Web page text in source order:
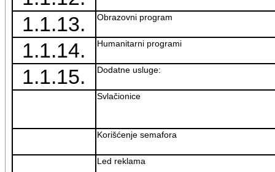
1.1.13.
Obrazovni program
1.1.14. Humanitarni programi
1.1.15. Dodatne usluge:
Svlačionice
Korišćenje semafora
Led reklama